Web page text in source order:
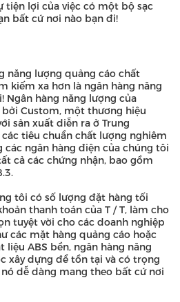
tiện lợi của việc có một bộ sạc
bất cứ nơi nào bạn đi!
năng lượng quảng cáo chất
kiếm xa hơn là ngân hàng năng
Ngân hàng năng lượng của
Custom, một thương hiệu
sản xuất diễn ra ở Trung
tiêu chuẩn chất lượng nghiêm
các ngân hàng điện của chúng tôi
cả các chứng nhận, bao gồm
tôi có số lượng đặt hàng tối
thanh toán của T / T, làm cho
tuyệt vời cho các doanh nghiệp
các mặt hàng quảng cáo hoặc
ABS bền, ngân hàng năng
xây dựng để tồn tại và có trọng
dễ dàng mang theo bất cứ nơi